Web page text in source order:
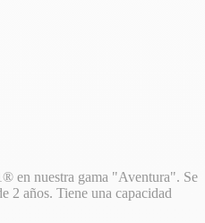
en nuestra gama "Aventura". Se
2 años. Tiene una capacidad